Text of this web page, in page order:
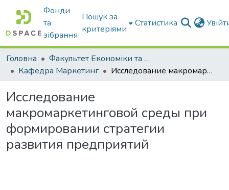
Фонди
та
зібрання
Пошук за
критеріями
Статистика
Головна
Факультет Економіки та бізнесу
Кафедра Маркетинг
Исследование макромаркетинговой среды при формировании стратегии развития предприятий
Исследование
макромаркетинговой среды при
формировании стратегии
развития предприятий